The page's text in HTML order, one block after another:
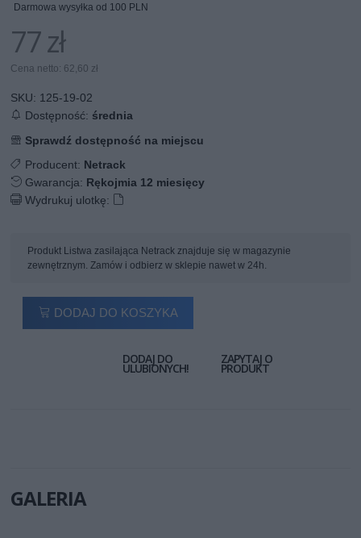
Darmowa wysyłka od 100 PLN
77 zł
Cena netto: 62,60 zł
SKU: 125-19-02
Dostępność: średnia
Sprawdź dostępność na miejscu
Producent: Netrack
Gwarancja: Rękojmia 12 miesięcy
Wydrukuj ulotkę:
Produkt Listwa zasilająca Netrack znajduje się w magazynie
zewnętrznym. Zamów i odbierz w sklepie nawet w 24h.
DODAJ DO KOSZYKA
DODAJ DO
ULUBIONYCH!
ZAPYTAJ O
PRODUKT
GALERIA